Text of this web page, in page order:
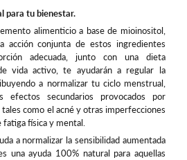
para tu bienestar.
alimenticio a base de mioinositol,
acción conjunta de estos ingredientes
adecuada, junto con una dieta
vida activo, te ayudarán a regular la
a normalizar tu ciclo menstrual,
efectos secundarios provocados por
como el acné y otras imperfecciones
fatiga física y mental.
a normalizar la sensibilidad aumentada
una ayuda 100% natural para aquellas